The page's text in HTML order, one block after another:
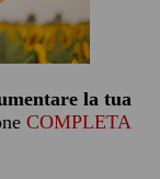
la tua
COMPLETA